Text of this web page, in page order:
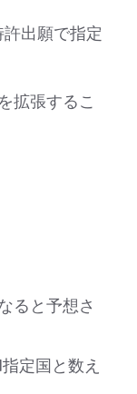
許出願で指定
拡張するこ
ると予想さ
定国と数え